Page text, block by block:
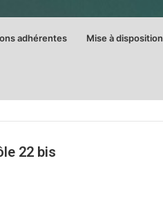
adhérentes Mise à disposition
22 bis